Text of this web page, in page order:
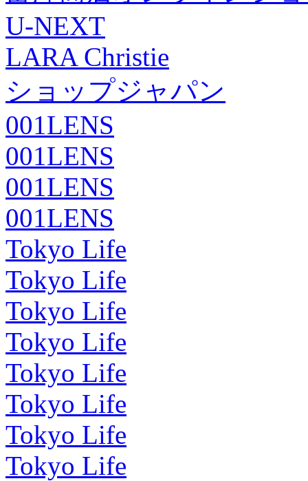
U-NEXT
LARA Christie
ショップジャパン
001LENS
001LENS
001LENS
001LENS
Tokyo Life
Tokyo Life
Tokyo Life
Tokyo Life
Tokyo Life
Tokyo Life
Tokyo Life
Tokyo Life